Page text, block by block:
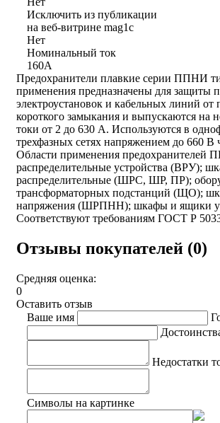
Исключить из публикации
на веб-витрине mag1c
Нет
Номинальный ток
160А
Предохранители плавкие серии ППНИ
применения предназначены для
электроустановок и кабельных линий от
короткого замыкания и выпускаются на
токи от 2 до 630 А. Используются в
трехфазных сетях напряжением до 660 В
Области применения предохранителей
распределительные устройства (ВРУ);
распределительные (ШРС, ШР, ПР);
трансформаторных подстанций (ЩО);
напряжения (ШРПНН); шкафы и ящики
Соответствуют требованиям ГОСТ Р
Отзывы покупателей (0)
Средняя оценка:
0
Оставить отзыв
Ваше имя
Недостатки
Символы на картинке